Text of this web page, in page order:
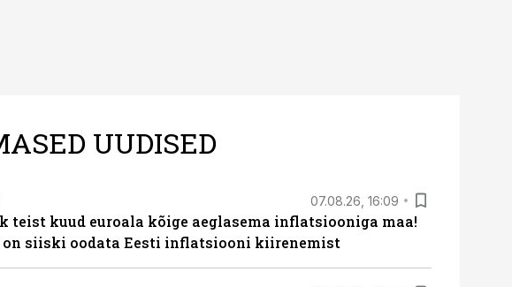
UUDISED
07.08.26, 16:09
teist kuud euroala kõige aeglasema inflatsiooniga maa!
on siiski oodata Eesti inflatsiooni kiirenemist